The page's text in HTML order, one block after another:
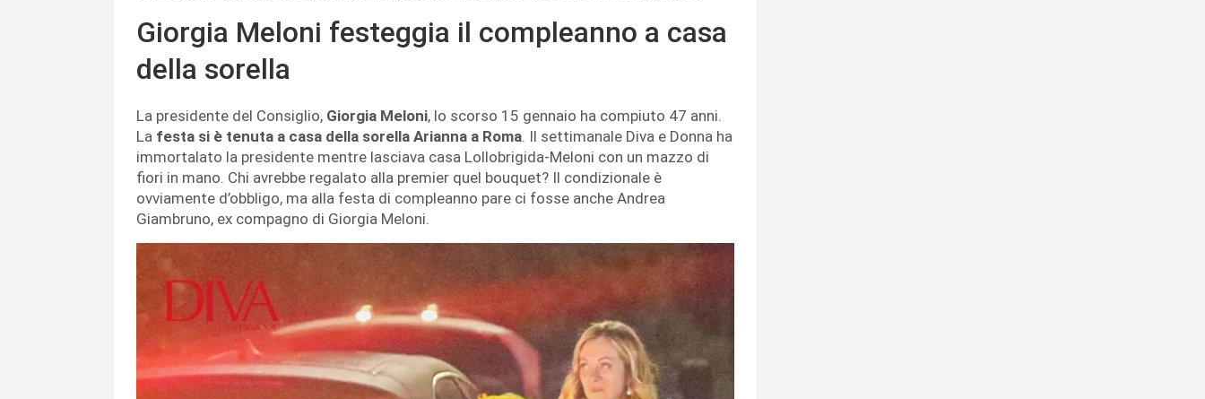
Giorgia Meloni festeggia il compleanno a casa
della sorella
La presidente del Consiglio, Giorgia Meloni, lo scorso 15 gennaio ha compiuto 47 anni.
La festa si è tenuta a casa della sorella Arianna a Roma. Il settimanale Diva e Donna ha
immortalato la presidente mentre lasciava casa Lollobrigida-Meloni con un mazzo di
fiori in mano. Chi avrebbe regalato alla premier quel bouquet? Il condizionale è
ovviamente d’obbligo, ma alla festa di compleanno pare ci fosse anche Andrea
Giambruno, ex compagno di Giorgia Meloni.